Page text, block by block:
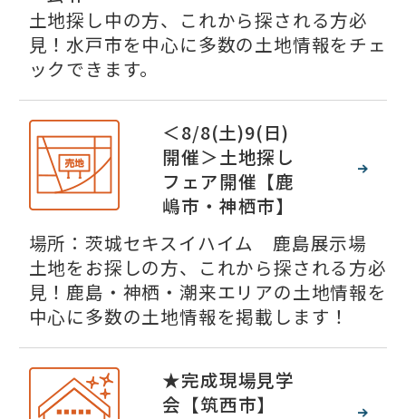
土地探し中の方、これから探される方必
見！水戸市を中心に多数の土地情報をチェ
ックできます。
＜8/8(土)9(日)
開催＞土地探し
フェア開催【鹿
嶋市・神栖市】
場所：茨城セキスイハイム 鹿島展示場
土地をお探しの方、これから探される方必
見！鹿島・神栖・潮来エリアの土地情報を
中心に多数の土地情報を掲載します！
★完成現場見学
会【筑西市】